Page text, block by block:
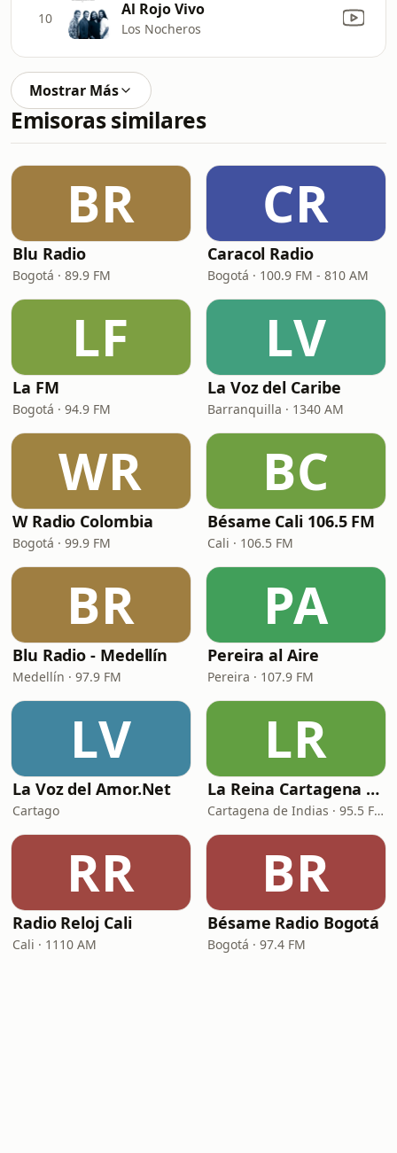
10 Al Rojo Vivo
Los Nocheros
Mostrar Más
Emisoras similares
BR
Blu Radio
Bogotá · 89.9 FM
CR
Caracol Radio
Bogotá · 100.9 FM - 810 AM
LF
La FM
Bogotá · 94.9 FM
LV
La Voz del Caribe
Barranquilla · 1340 AM
WR
W Radio Colombia
Bogotá · 99.9 FM
BC
Bésame Cali 106.5 FM
Cali · 106.5 FM
BR
Blu Radio - Medellín
Medellín · 97.9 FM
PA
Pereira al Aire
Pereira · 107.9 FM
LV
La Voz del Amor.Net
Cartago
LR
La Reina Cartagena de Indias
Cartagena de Indias · 95.5 FM
RR
Radio Reloj Cali
Cali · 1110 AM
BR
Bésame Radio Bogotá
Bogotá · 97.4 FM